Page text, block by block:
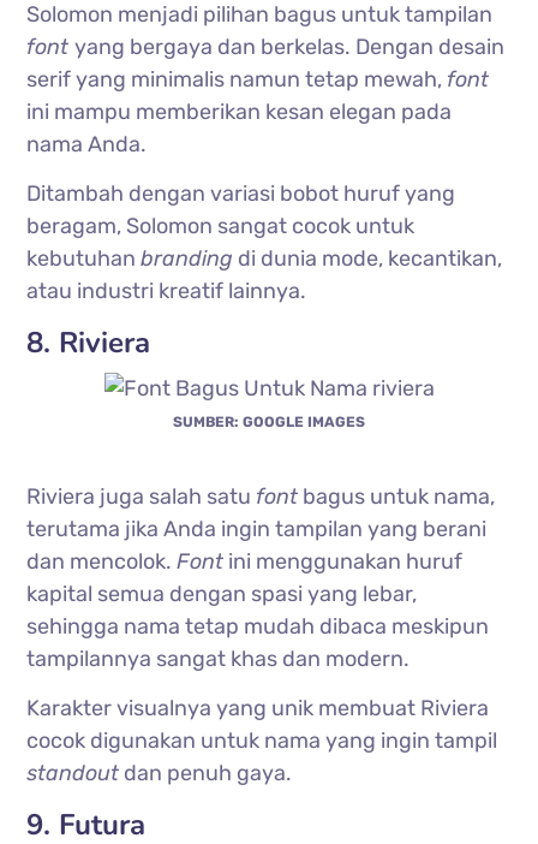
Solomon menjadi pilihan bagus untuk tampilan
fontyang bergaya dan berkelas. Dengan desain
serif yang minimalis namun tetap mewah, font
ini mampu memberikan kesan elegan pada
nama Anda.
Ditambah dengan variasi bobot huruf yang
beragam, Solomon sangat cocok untuk
kebutuhanbranding di dunia mode, kecantikan,
atau industri kreatif lainnya.
8. Riviera
SUMBER: GOOGLE IMAGES
Riviera juga salah satu font bagus untuk nama,
terutama jika Anda ingin tampilan yang berani
dan mencolok.Font ini menggunakan huruf
kapital semua dengan spasi yang lebar,
sehingga nama tetap mudah dibaca meskipun
tampilannya sangat khas dan modern.
Karakter visualnya yang unik membuat Riviera
cocok digunakan untuk nama yang ingin tampil
standout dan penuh gaya.
9. Futura